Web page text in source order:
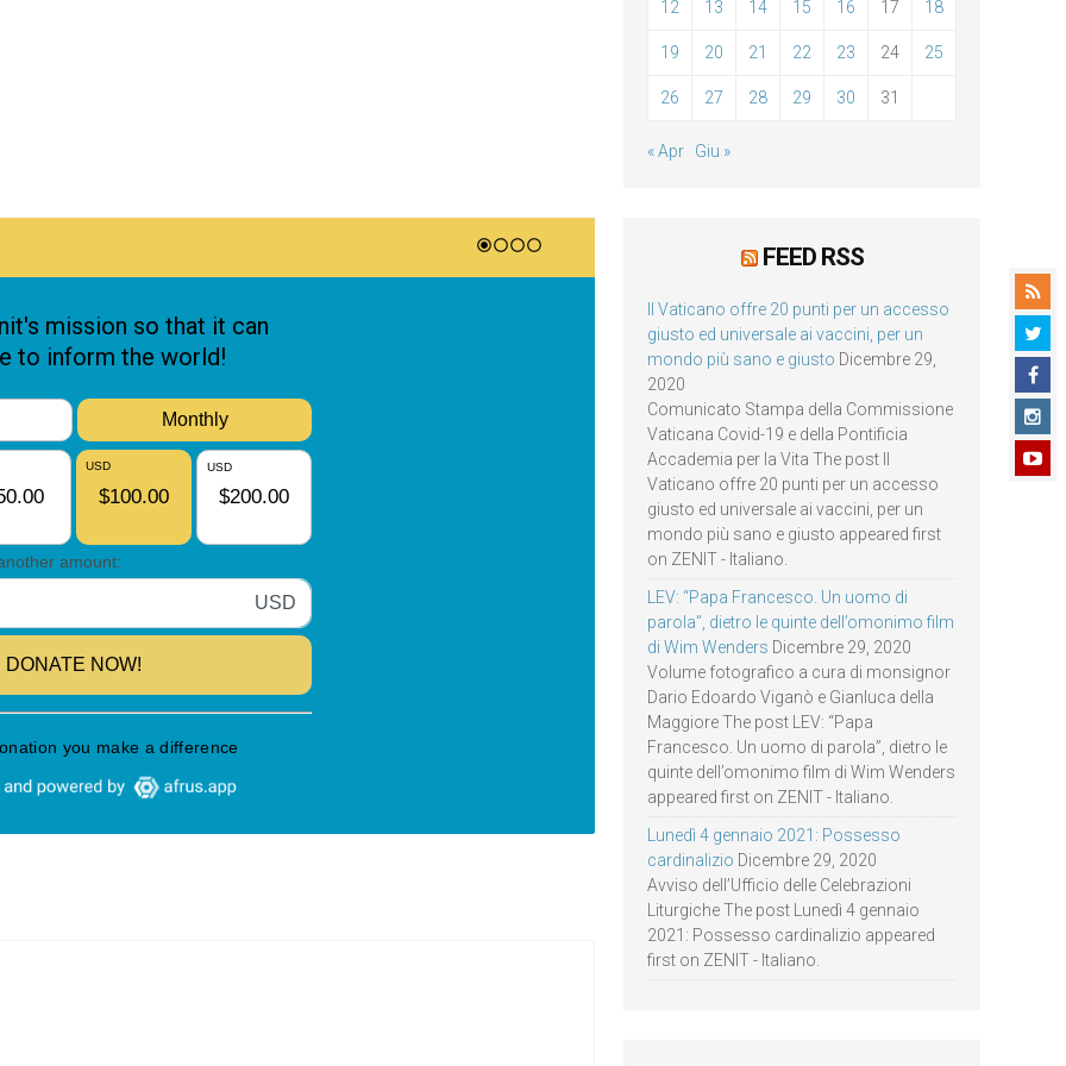
12 13 14 15 16 17 18
19 20 21 22 23 24 25
26 27 28 29 30 31
« Apr Giu »
FEED RSS
Il Vaticano offre 20 punti per un accesso
giusto ed universale ai vaccini, per un
mondo più sano e giusto Dicembre 29,
2020
Comunicato Stampa della Commissione
Vaticana Covid-19 e della Pontificia
Accademia per la Vita The post Il
Vaticano offre 20 punti per un accesso
giusto ed universale ai vaccini, per un
mondo più sano e giusto appeared first
on ZENIT - Italiano.
LEV: “Papa Francesco. Un uomo di
parola”, dietro le quinte dell’omonimo film
di Wim Wenders Dicembre 29, 2020
Volume fotografico a cura di monsignor
Dario Edoardo Viganò e Gianluca della
Maggiore The post LEV: “Papa
Francesco. Un uomo di parola”, dietro le
quinte dell’omonimo film di Wim Wenders
appeared first on ZENIT - Italiano.
Lunedì 4 gennaio 2021: Possesso
cardinalizio Dicembre 29, 2020
Avviso dell’Ufficio delle Celebrazioni
Liturgiche The post Lunedì 4 gennaio
2021: Possesso cardinalizio appeared
first on ZENIT - Italiano.